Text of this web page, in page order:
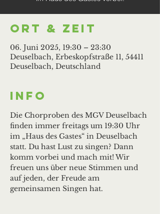
Ort & Zeit
06. Juni 2025, 19:30 – 23:30
Deuselbach, Erbeskopfstraße 11, 54411
Deuselbach, Deutschland
Info
Die Chorproben des MGV Deuselbach
finden immer freitags um 19:30 Uhr
im „Haus des Gastes“ in Deuselbach
statt. Du hast Lust zu singen? Dann
komm vorbei und mach mit! Wir
freuen uns über neue Stimmen und
auf jeden, der Freude am
gemeinsamen Singen hat.